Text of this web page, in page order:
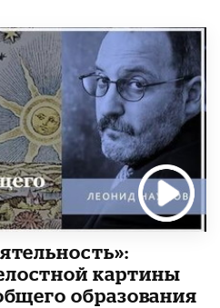
картины
образования